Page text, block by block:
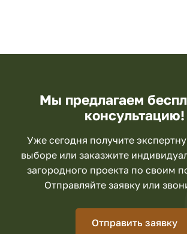
Мы предлагаем
консультацию!
Уже сегодня получите
выборе или заказжите
загородного проекта по своим
Отправляйте заявку или
Отправить заявку